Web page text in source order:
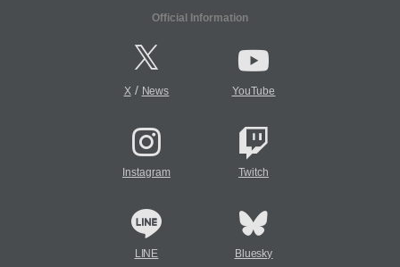
Official Information
X/ News YouTube
Instagram Twitch
LINE Bluesky